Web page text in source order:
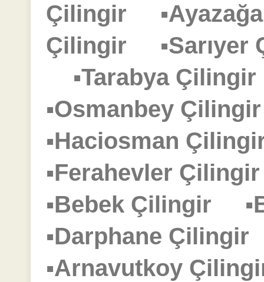
Çilingir
Çilingir
▪Tarabya
▪Osmanbey
▪Haciosman
▪Ferahevler
▪Bebek Çilingir
▪Darphane
▪Arnavutkoy